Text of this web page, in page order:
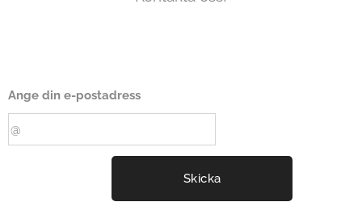
Ange din e-postadress
Skicka